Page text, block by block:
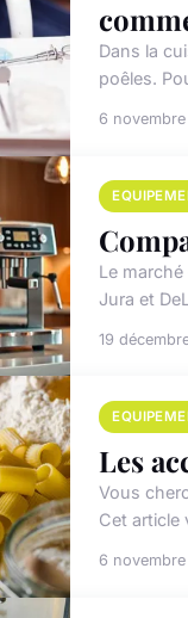
Dans la
poêles.
6
Le
Jura et
19
Les
Vous
Cet article
6